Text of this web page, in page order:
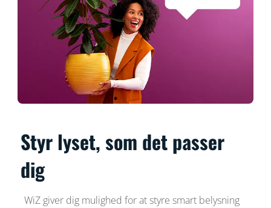
Styr lyset, som det passer
dig
WiZ giver dig mulighed for at styre smart belysning